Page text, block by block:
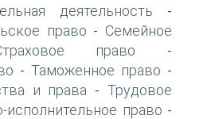
деятельность -
право - Семейное
право -
- Таможенное право -
и права -Трудовое
исполнительное право -